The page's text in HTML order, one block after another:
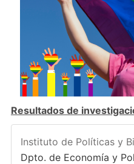
Resultados de
Instituto de Políticas y
Dpto. de Economía y